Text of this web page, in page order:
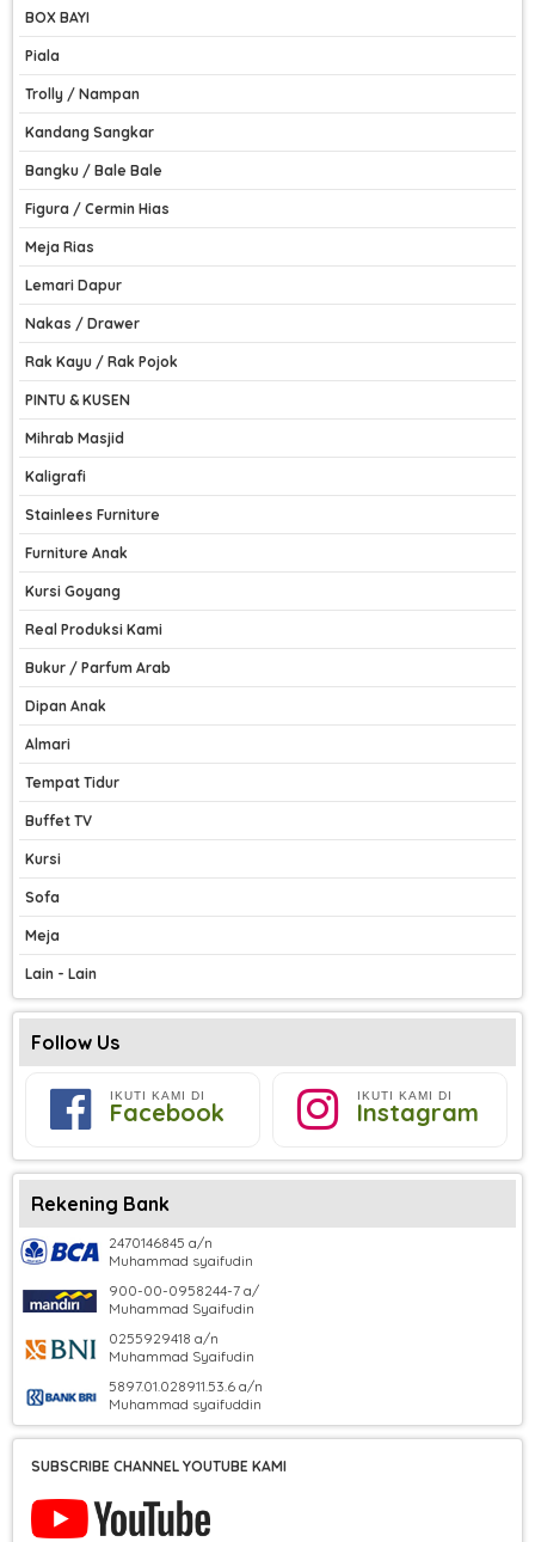
BOX BAYI
Piala
Trolly / Nampan
Kandang Sangkar
Bangku / Bale Bale
Figura / Cermin Hias
Meja Rias
Lemari Dapur
Nakas / Drawer
Rak Kayu / Rak Pojok
PINTU & KUSEN
Mihrab Masjid
Kaligrafi
Stainlees Furniture
Furniture Anak
Kursi Goyang
Real Produksi Kami
Bukur / Parfum Arab
Dipan Anak
Almari
Tempat Tidur
Buffet TV
Kursi
Sofa
Meja
Lain - Lain
Follow Us
IKUTI KAMI DI
Facebook
IKUTI KAMI DI
Instagram
Rekening Bank
2470146845 a/n
Muhammad syaifudin
900-00-0958244-7 a/
Muhammad Syaifudin
0255929418 a/n
Muhammad Syaifudin
5897.01.028911.53.6 a/n
Muhammad syaifuddin
SUBSCRIBE CHANNEL YOUTUBE KAMI